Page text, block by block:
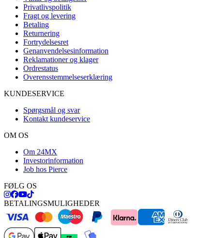
Privatlivspolitik
Fragt og levering
Betaling
Returnering
Fortrydelsesret
Genanvendelsesinformation
Reklamationer og klager
Ordrestatus
Overensstemmelseserklæring
KUNDESERVICE
Spørgsmål og svar
Kontakt kundeservice
OM OS
Om 24MX
Investorinformation
Job hos Pierce
FØLG OS
BETALINGSMULIGHEDER